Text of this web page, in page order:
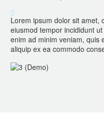

Lorem ipsum dolor sit amet,
eiusmod tempor incididunt
enim ad minim veniam, quis
aliquip ex ea commodo